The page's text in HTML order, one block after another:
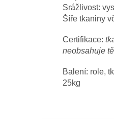
Srážlivost:
Šíře tkaniny
Certifikace:
neobsahuje
Balení: role,
25kg